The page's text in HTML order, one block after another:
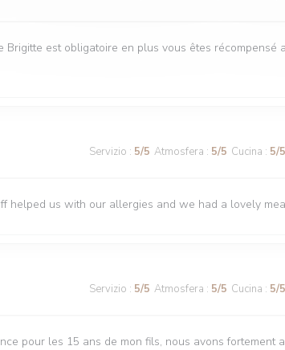
Brigitte est obligatoire en plus vous êtes récompensé
Servizio : 5/5 Atmosfera : 5/5 Cucina : 5/5
helped us with our allergies and we had a lovely
Servizio : 5/5 Atmosfera : 5/5 Cucina : 5/5
pour les 15 ans de mon fils, nous avons fortement